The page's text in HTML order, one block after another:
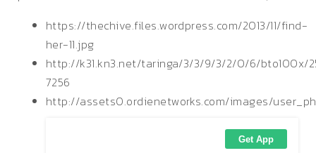
https://thechive.files.wordpress.com/2013/11/find-
her-11.jpg
http://k31.kn3.net/taringa/3/3/9/3/2/0/6/bto100x/
7256
http://assets0.ordienetworks.com/images/